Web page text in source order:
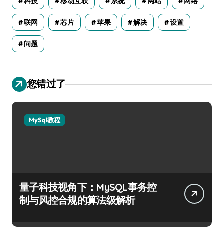
联网 芯片 苹果 解决 设置
问题
您错过了
MySql教程
量子科技视角下：MySQL事务控
制与风控合规的算法级解析